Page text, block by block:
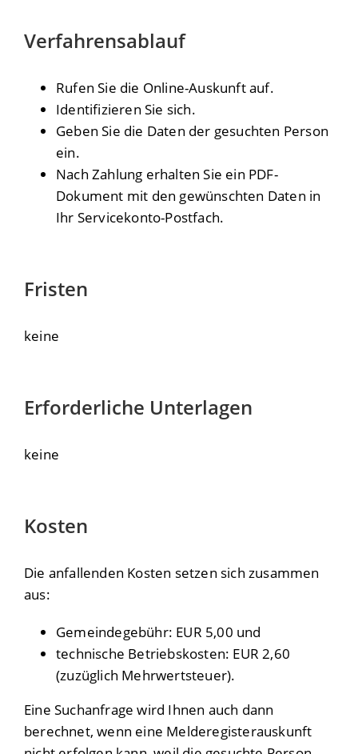
Verfahrensablauf
Rufen Sie die Online-Auskunft auf.
Identifizieren Sie sich.
Geben Sie die Daten der gesuchten Person
ein.
Nach Zahlung erhalten Sie ein PDF-
Dokument mit den gewünschten Daten in
Ihr Servicekonto-Postfach.
Fristen
keine
Erforderliche Unterlagen
keine
Kosten
Die anfallenden Kosten setzen sich zusammen
aus:
Gemeindegebühr: EUR 5,00 und
technische Betriebskosten: EUR 2,60
(zuzüglich Mehrwertsteuer).
Eine Suchanfrage wird Ihnen auch dann
berechnet, wenn eine Melderegisterauskunft